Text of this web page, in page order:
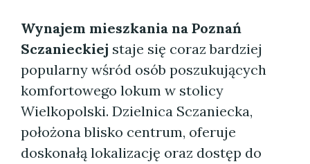
Wynajem mieszkania na Poznań
Sczanieckiej staje się coraz bardziej
popularny wśród osób poszukujących
komfortowego lokum w stolicy
Wielkopolski. Dzielnica Sczaniecka,
położona blisko centrum, oferuje
doskonałą lokalizację oraz dostęp do